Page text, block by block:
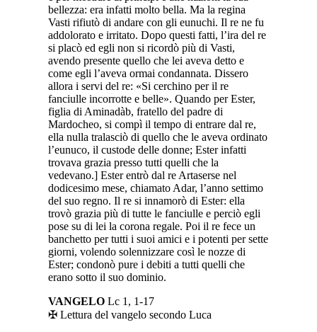
bellezza: era infatti molto bella. Ma la regina
Vasti rifiutò di andare con gli eunuchi. Il re ne fu
addolorato e irritato. Dopo questi fatti, l’ira del re
si placò ed egli non si ricordò più di Vasti,
avendo presente quello che lei aveva detto e
come egli l’aveva ormai condannata. Dissero
allora i servi del re: «Si cerchino per il re
fanciulle incorrotte e belle». Quando per Ester,
figlia di Aminadàb, fratello del padre di
Mardocheo, si compì il tempo di entrare dal re,
ella nulla tralasciò di quello che le aveva ordinato
l’eunuco, il custode delle donne; Ester infatti
trovava grazia presso tutti quelli che la
vedevano.] Ester entrò dal re Artaserse nel
dodicesimo mese, chiamato Adar, l’anno settimo
del suo regno. Il re si innamorò di Ester: ella
trovò grazia più di tutte le fanciulle e perciò egli
pose su di lei la corona regale. Poi il re fece un
banchetto per tutti i suoi amici e i potenti per sette
giorni, volendo solennizzare così le nozze di
Ester; condonò pure i debiti a tutti quelli che
erano sotto il suo dominio.
VANGELO Lc 1, 1-17
✠ Lettura del vangelo secondo Luca